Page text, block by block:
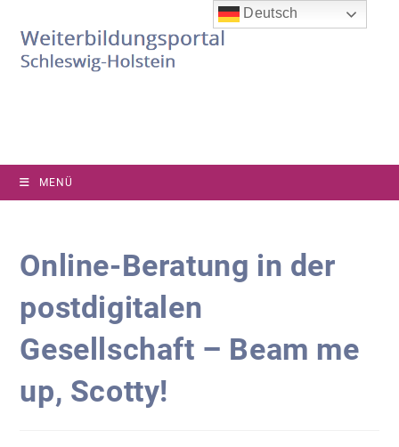
Inhalt
springen
MENÜ
Online-Beratung in der
postdigitalen
Gesellschaft – Beam me
up, Scotty!
Deutsch